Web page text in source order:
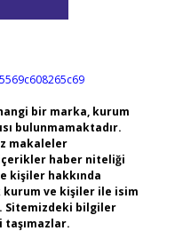
bir marka, kurum
bulunmamaktadır.
makaleler
haber niteliği
kişiler hakkında
kurum ve kişiler ile isim
Sitemizdeki bilgiler